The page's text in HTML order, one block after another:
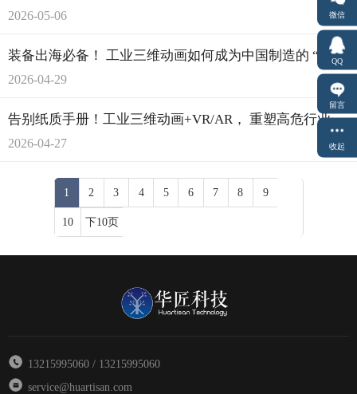
2026-05-06
装备出海必备！ 工业三维动画如何成为中国制造的 “全球通用语言”
2026-04-29
告别纸质手册！工业三维动画+VR/AR， 重塑高危行业培训新范式
2026-04-27
1 2 3 4 5 6 7 8 9
10 下10页
13215995060 / 13215995060
service@huartisan.com
微信
QQ
留言
收起